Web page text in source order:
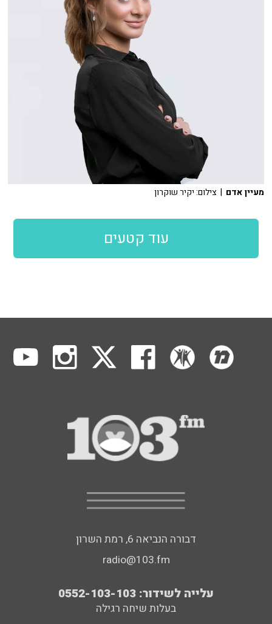
מעיין אדם | צילום: יקיר שוקרון
עוד קטעים
דבורה הנביאה 6, רמת השרון
radio@103.fm
עלייה לשידור: 0552-103-103
בעלות שיחה רגילה